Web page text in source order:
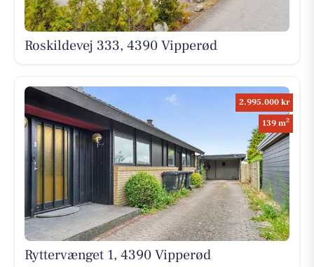
Roskildevej 333, 4390 Vipperød
2.995.000 kr
139 m2
Ryttervænget 1, 4390 Vipperød